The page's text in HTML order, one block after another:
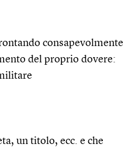
consapevolmente
del proprio dovere:
un titolo, ecc. e che